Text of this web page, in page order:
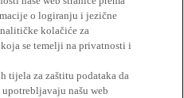
o logiranju i jezične
kolačiće za
se temelji na privatnosti i
tijela za zaštitu podataka da
našu web